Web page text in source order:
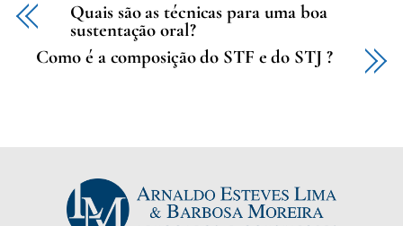
Quais são as técnicas para uma boa
sustentação oral?
Como é a composição do STF e do STJ ?